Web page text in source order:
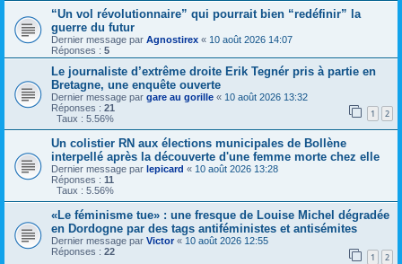
“Un vol révolutionnaire” qui pourrait bien “redéfinir” la
guerre du futur
Dernier message par Agnostirex « 10 août 2026 14:07
Réponses : 5
Le journaliste d’extrême droite Erik Tegnér pris à partie en
Bretagne, une enquête ouverte
Dernier message par gare au gorille « 10 août 2026 13:32
Réponses : 21 1 2
Taux : 5.56%
Un colistier RN aux élections municipales de Bollène
interpellé après la découverte d'une femme morte chez elle
Dernier message par lepicard « 10 août 2026 13:28
Réponses : 11
Taux : 5.56%
«Le féminisme tue» : une fresque de Louise Michel dégradée
en Dordogne par des tags antiféministes et antisémites
Dernier message par Victor « 10 août 2026 12:55
Réponses : 22 1 2